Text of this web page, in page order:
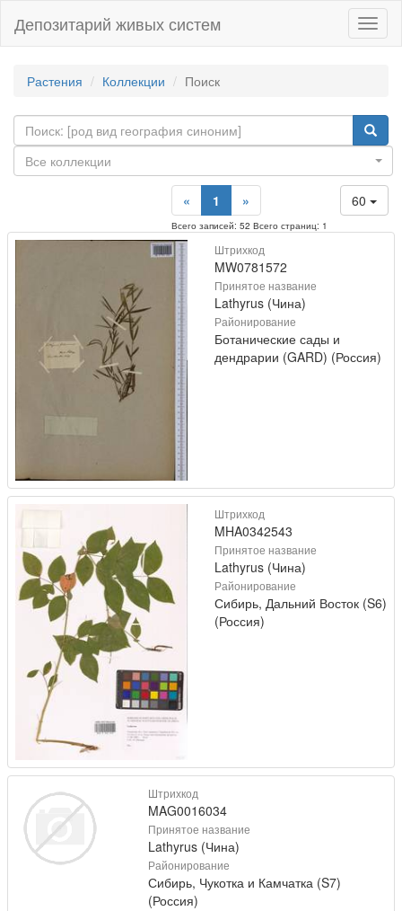
Депозитарий живых систем
Растения Коллекции Поиск
Все коллекции
60
« 1 »
Всего записей: 52 Всего страниц: 1
Штрихкод
MW0781572
Принятое название
Lathyrus (Чина)
Районирование
Ботанические сады и
дендрарии (GARD) (Россия)
Штрихкод
MHA0342543
Принятое название
Lathyrus (Чина)
Районирование
Сибирь, Дальний Восток (S6)
(Россия)
Штрихкод
MAG0016034
Принятое название
Lathyrus (Чина)
Районирование
Сибирь, Чукотка и Камчатка (S7)
(Россия)